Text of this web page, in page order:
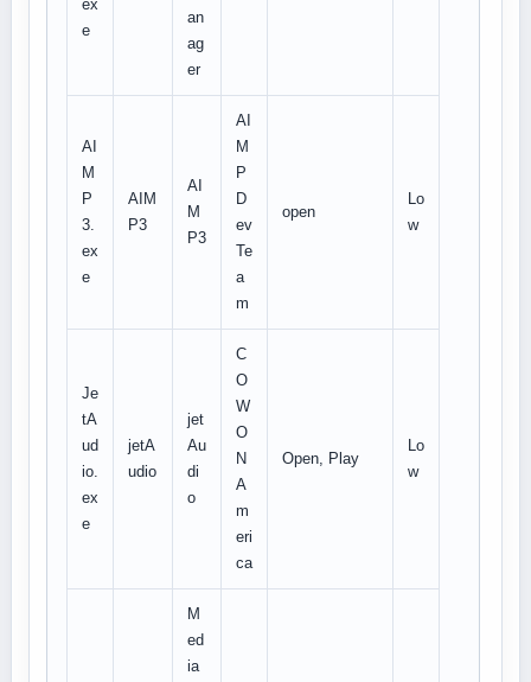
ex
e
an
ag
er
AI
M
P
3.
ex
e
AIM
P3
AI
M
P3
AI
M
P
D
ev
Te
a
m
open
Lo
w
Je
tA
ud
io.
ex
e
jetA
udio
jet
Au
di
o
C
O
W
O
N
A
m
eri
ca
Open, Play
Lo
w
M
ed
ia